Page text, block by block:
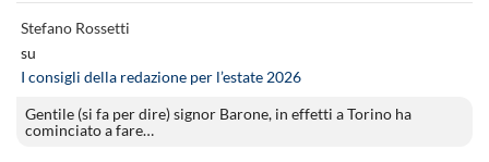
Stefano Rossetti
su
I consigli della redazione per l’estate 2026
Gentile (si fa per dire) signor Barone, in effetti a Torino ha
cominciato a fare…